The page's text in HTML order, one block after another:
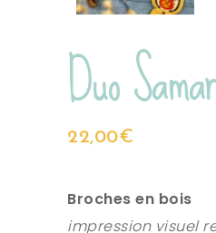
Duo
22,00€
Broches en bois
impression visuel